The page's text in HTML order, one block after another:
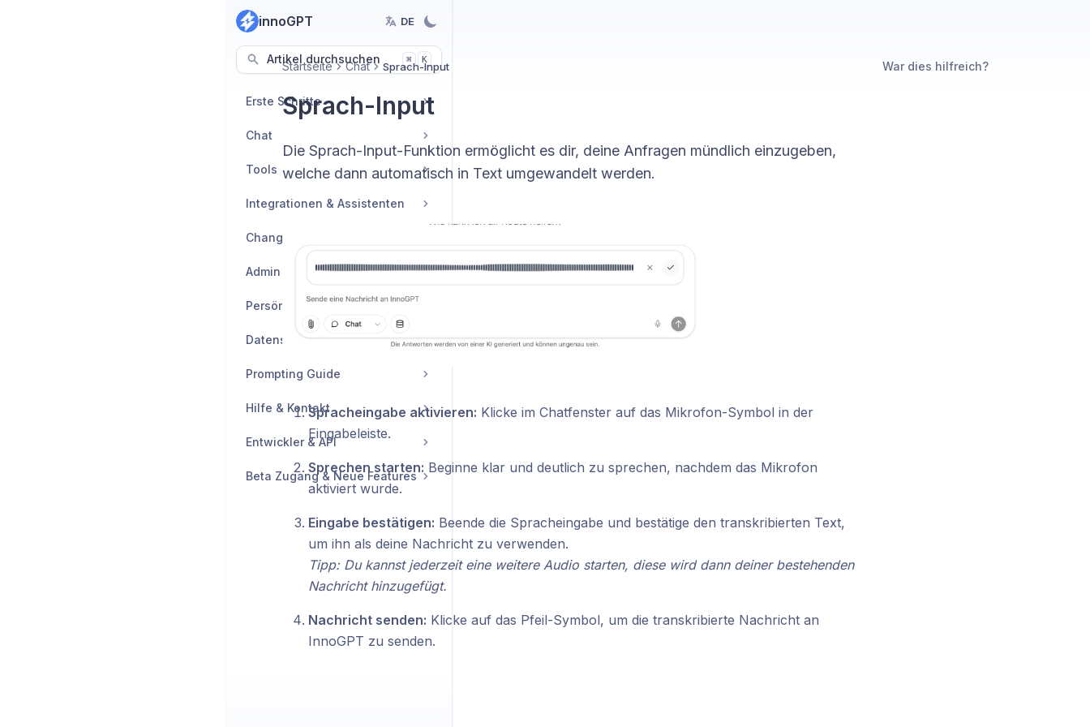
innoGPT DE
Artikel durchsuchen ⌘ K
Erste Schritte
Chat
Tools
Integrationen & Assistenten
Change-Management
Admin Guide
Persönliche Einstellungen
Datenschutz
Prompting Guide
Hilfe & Kontakt
Entwickler & API
Beta Zugang & Neue Features
Startseite Chat Sprach-Input
Sprach-Input
Die Sprach-Input-Funktion ermöglicht es dir, deine Anfragen mündlich einzugeben,
welche dann automatisch in Text umgewandelt werden.
Spracheingabe aktivieren: Klicke im Chatfenster auf das Mikrofon-Symbol in der
Eingabeleiste.
Sprechen starten: Beginne klar und deutlich zu sprechen, nachdem das Mikrofon
aktiviert wurde.
Eingabe bestätigen: Beende die Spracheingabe und bestätige den transkribierten Text,
um ihn als deine Nachricht zu verwenden.
Tipp: Du kannst jederzeit eine weitere Audio starten, diese wird dann deiner bestehenden
Nachricht hinzugefügt.
Nachricht senden: Klicke auf das Pfeil-Symbol, um die transkribierte Nachricht an
InnoGPT zu senden.
War dies hilfreich?